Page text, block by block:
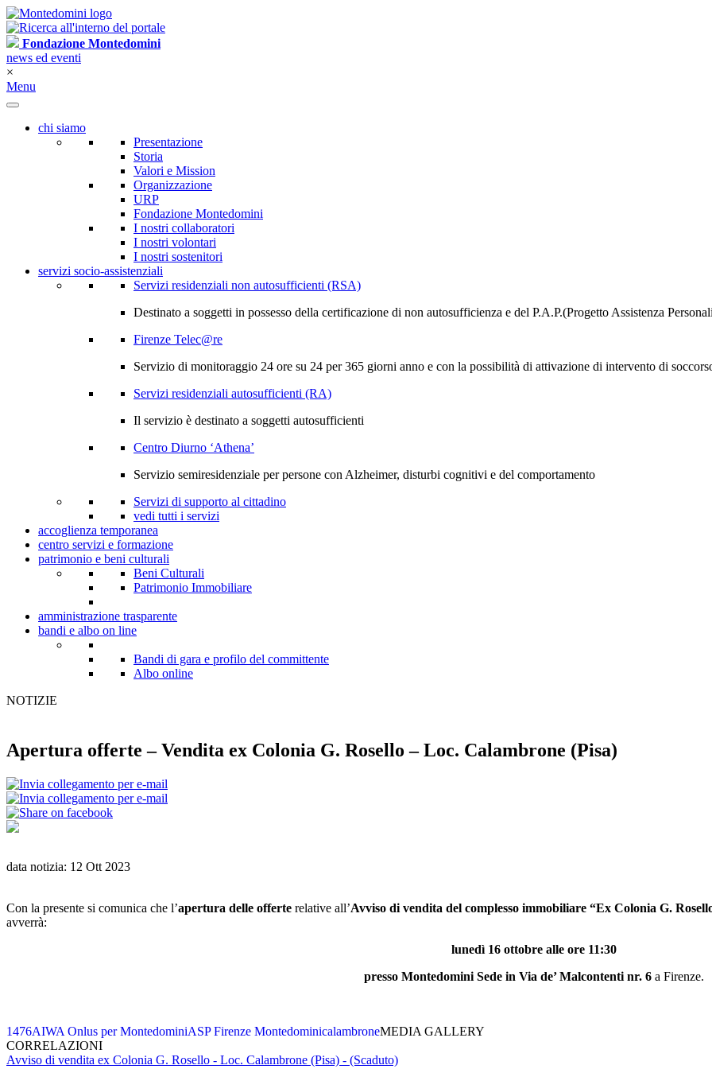
Fondazione Montedomini
news ed eventi
×
Menu
chi siamo
Presentazione
Storia
Valori e Mission
Organizzazione
URP
Fondazione Montedomini
I nostri collaboratori
I nostri volontari
I nostri sostenitori
servizi socio-assistenziali
Servizi residenziali non autosufficienti (RSA)
Destinato a soggetti in possesso della certificazione di non autosufficienza e del P.A.P.(Progetto Assistenza
Firenze Telec@re
Servizio di monitoraggio 24 ore su 24 per 365 giorni anno e con la possibilità di attivazione di intervento di
Servizi residenziali autosufficienti (RA)
Il servizio è destinato a soggetti autosufficienti
Centro Diurno ‘Athena’
Servizio semiresidenziale per persone con Alzheimer, disturbi cognitivi e del comportamento
Servizi di supporto al cittadino
vedi tutti i servizi
accoglienza temporanea
centro servizi e formazione
patrimonio e beni culturali
Beni Culturali
Patrimonio Immobiliare
amministrazione trasparente
bandi e albo on line
Bandi di gara e profilo del committente
Albo online
NOTIZIE
Apertura offerte – Vendita ex Colonia G. Rosello – Loc. Calambrone (Pisa)
data notizia: 12 Ott 2023
Con la presente si comunica che l’apertura delle offerte relative all’Avviso di vendita del complesso immobiliare “Ex Colonia G.
avverrà:
lunedì 16 ottobre alle ore 11:30
presso Montedomini Sede in Via de’ Malcontenti nr. 6 a Firenze.
1476AIWA Onlus per MontedominiASP Firenze MontedominicalambroneMEDIA GALLERY
CORRELAZIONI
Avviso di vendita ex Colonia G. Rosello - Loc. Calambrone (Pisa) - (Scaduto)